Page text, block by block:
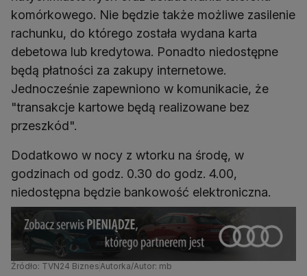
komórkowego. Nie będzie także możliwe zasilenie
rachunku, do którego została wydana karta
debetowa lub kredytowa. Ponadto niedostępne
będą płatności za zakupy internetowe.
Jednocześnie zapewniono w komunikacie, że
"transakcje kartowe będą realizowane bez
przeszkód".
Dodatkowo w nocy z wtorku na środę, w
godzinach od godz. 0.30 do godz. 4.00,
niedostępna będzie bankowość elektroniczna.
Źródło: TVN24 BiznesAutorka/Autor: mb